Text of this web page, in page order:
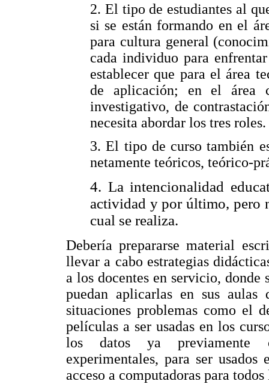
2. El tipo de estudiantes al
si se están formando en el
para cultura general
cada individuo para
establecer que para el área
de aplicación; en el área
investigativo, de
necesita abordar los tres roles.
3. El tipo de curso también
netamente teóricos, teórico-
4. La intencionalidad
actividad y por último, pero
cual se realiza.
Debería prepararse material
llevar a cabo estrategias
a los docentes en servicio, donde
puedan aplicarlas en sus
situaciones problemas como el
películas a ser usadas en los
los datos ya previamente
experimentales, para ser
acceso a computadoras para